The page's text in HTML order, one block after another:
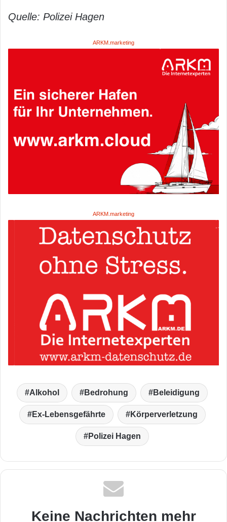
Quelle: Polizei Hagen
ARKM.marketing
ARKM.marketing
Alkohol Bedrohung Beleidigung
Ex-Lebensgefährte Körperverletzung
Polizei Hagen
Keine Nachrichten mehr